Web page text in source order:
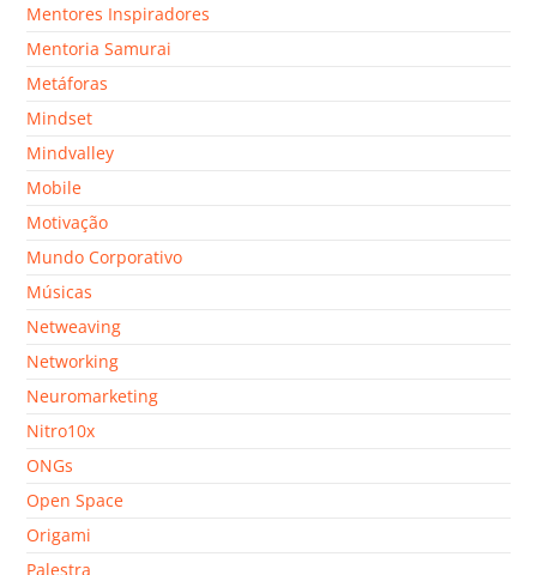
Mentores Inspiradores
Mentoria Samurai
Metáforas
Mindset
Mindvalley
Mobile
Motivação
Mundo Corporativo
Músicas
Netweaving
Networking
Neuromarketing
Nitro10x
ONGs
Open Space
Origami
Palestra